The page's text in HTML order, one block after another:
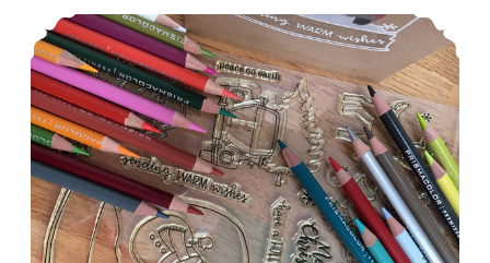
Introduction
Day
2
Day of the Month Card Club #58 – Reminder